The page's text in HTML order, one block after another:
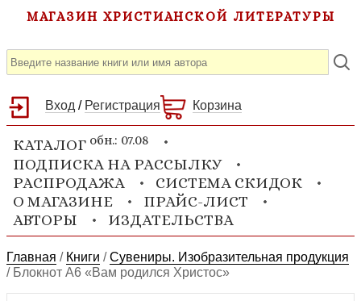
МАГАЗИН ХРИСТИАНСКОЙ ЛИТЕРАТУРЫ
Вход / Регистрация Корзина
КАТАЛОГ обн.: 07.08
ПОДПИСКА НА РАССЫЛКУ
РАСПРОДАЖА
СИСТЕМА СКИДОК
О МАГАЗИНЕ
ПРАЙС-ЛИСТ
АВТОРЫ
ИЗДАТЕЛЬСТВА
Главная / Книги /Сувениры. Изобразительная продукция
/ Блокнот А6 «Вам родился Христос»